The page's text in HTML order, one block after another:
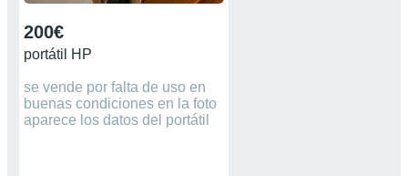
200€
portátil HP
se vende por falta de uso en
buenas condiciones en la foto
aparece los datos del portátil